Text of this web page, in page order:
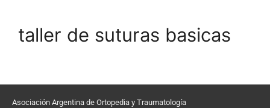
taller de suturas basicas
Asociación Argentina de Ortopedia y Traumatología